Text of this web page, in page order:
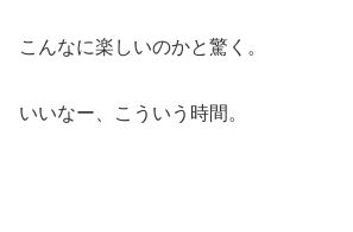
こんなに楽しいのかと驚く。
いいなー、こういう時間。